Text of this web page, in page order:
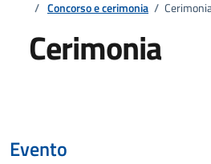
/ Concorso e cerimonia /
Cerimonia
Evento